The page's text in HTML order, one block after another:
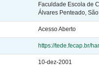
Faculdade Escola de
Álvares Penteado,
Acesso Aberto
https://tede.fecap.br/
10-dez-2001